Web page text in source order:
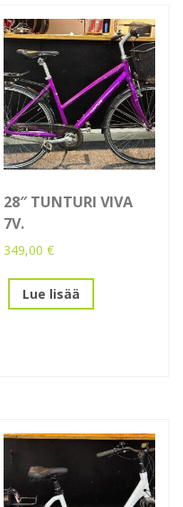
28″ TUNTURI VIVA
7V.
349,00€
Lue lisää